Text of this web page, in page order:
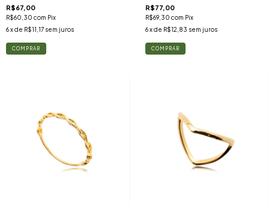
R$67,00
R$60,30 com Pix
6x de R$11,17 sem juros
COMPRAR
R$77,00
R$69,30 com Pix
6 x de R$12,83 sem juros
COMPRAR